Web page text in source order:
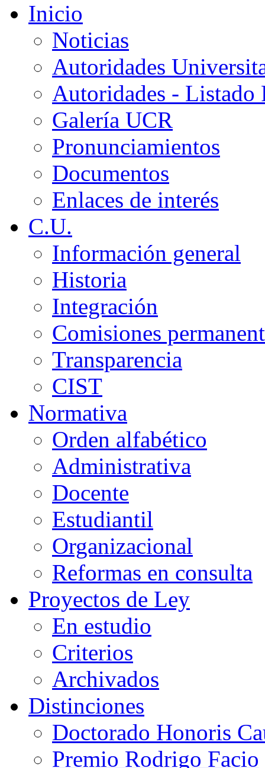
Inicio
Noticias
Autoridades
Autoridades - Listado
Galería UCR
Pronunciamientos
Documentos
Enlaces de interés
C.U.
Información general
Historia
Integración
Comisiones
Transparencia
CIST
Normativa
Orden alfabético
Administrativa
Docente
Estudiantil
Organizacional
Reformas en consulta
Proyectos de Ley
En estudio
Criterios
Archivados
Distinciones
Doctorado Honoris
Premio Rodrigo Facio